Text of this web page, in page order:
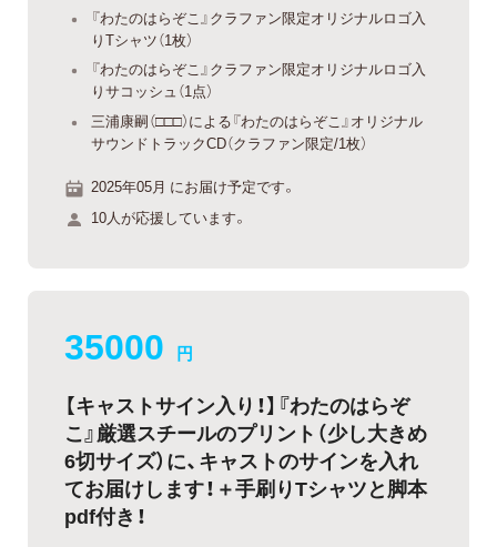
『わたのはらぞこ』クラファン限定オリジナルロゴ入
りTシャツ（1枚）
『わたのはらぞこ』クラファン限定オリジナルロゴ入
りサコッシュ（1点）
三浦康嗣（□□□）による『わたのはらぞこ』オリジナル
サウンドトラックCD（クラファン限定/1枚）
2025年05月 にお届け予定です。
10人が応援しています。
35000 円
【キャストサイン入り！】『わたのはらぞ
こ』厳選スチールのプリント（少し大きめ
6切サイズ）に、キャストのサインを入れ
てお届けします！＋手刷りTシャツと脚本
pdf付き！